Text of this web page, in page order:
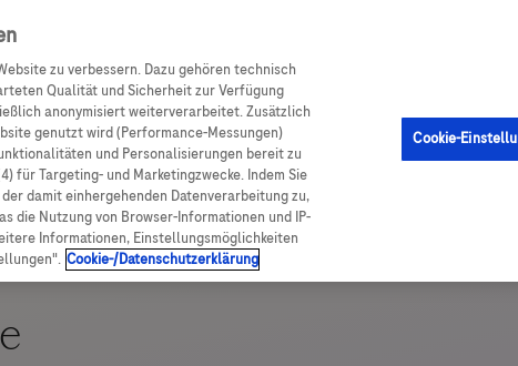
zu verbessern. Dazu gehören technisch
Qualität und Sicherheit zur Verfügung
anonymisiert weiterverarbeitet. Zusätzlich
genutzt wird (Performance-Messungen)
und Personalisierungen bereit zu
für Targeting- und Marketingzwecke. Indem Sie
damit einhergehenden Datenverarbeitung zu,
die Nutzung von Browser-Informationen und IP-
Informationen, Einstellungsmöglichkeiten
Cookie-/Datenschutzerklärung
Cookie-